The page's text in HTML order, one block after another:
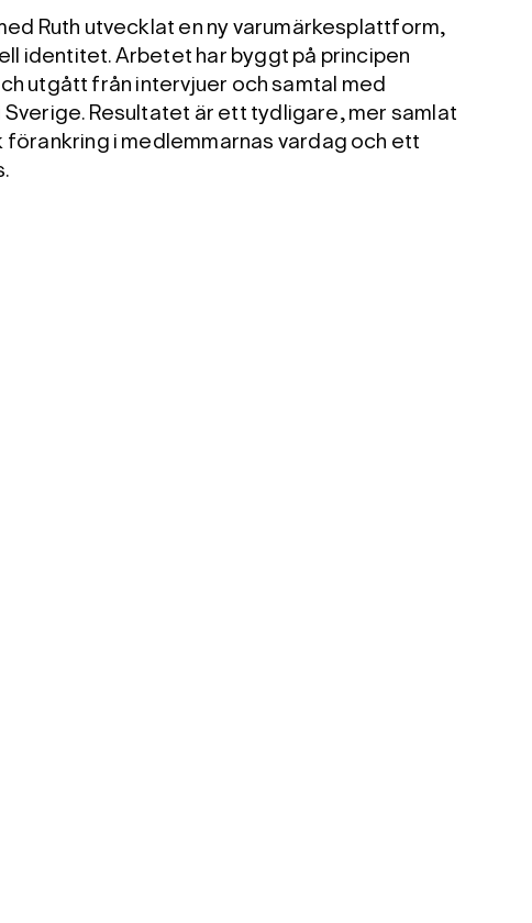
Ruth utvecklat en ny varumärkesplattform,
identitet. Arbetet har byggt på principen
utgått från intervjuer och samtal med
Sverige. Resultatet är ett tydligare, mer samlat
förankring i medlemmarnas vardag och ett